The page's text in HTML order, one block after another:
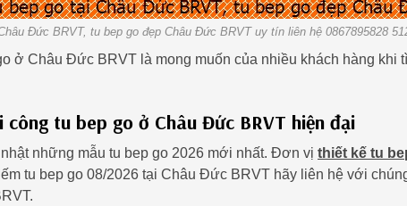
Đức BRVT, tu bep go đẹp Châu Đức BRVT uy tín liên hệ 0867895828
ở Châu Đức BRVT là mong muốn của nhiều khách hàng khi
tu bep go ở Châu Đức BRVT hiện đại
những mẫu tu bep go 2026 mới nhất. Đơn vị thiết kế tu
tu bep go 08/2026 tại Châu Đức BRVT hãy liên hệ với